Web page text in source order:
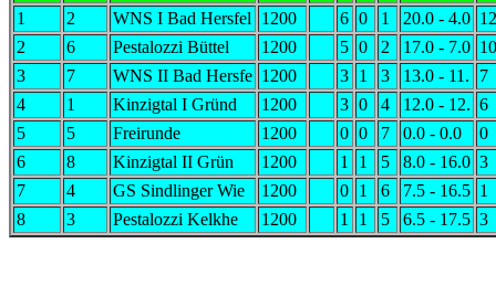
1
2 WNS I Bad Hersfel 1200 6 0 1 20.0 - 4.0 12
2
6 Pestalozzi Büttel 1200 5 0 2 17.0 - 7.0 10
3
7 WNS II Bad Hersfe 1200 3 1 3 13.0 - 11.
7
4
1 Kinzigtal I Gründ 1200 3 0 4 12.0 - 12. 6
5
5 Freirunde 1200 0 0 7 0.0 - 0.0
0
6
8 Kinzigtal II Grün 1200 1 1 5 8.0 - 16.0 3
7
4 GS Sindlinger Wie 1200 0 1 6 7.5 - 16.5 1
8
3 Pestalozzi Kelkhe 1200 1 1 5 6.5 - 17.5 3